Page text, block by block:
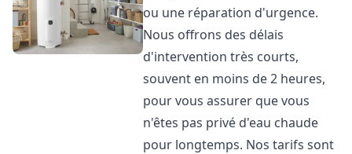
ou une réparation d'urgence.
Nous offrons des délais
d'intervention très courts,
souvent en moins de 2 heures,
pour vous assurer que vous
n'êtes pas privé d'eau chaude
pour longtemps. Nos tarifs sont